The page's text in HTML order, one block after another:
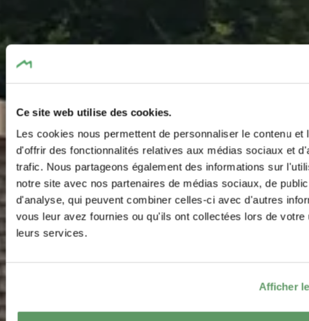
Ce site web utilise des cookies.
Les cookies nous permettent de personnaliser le contenu et
d'offrir des fonctionnalités relatives aux médias sociaux et
trafic. Nous partageons également des informations sur
notre site avec nos partenaires de médias sociaux, de
d'analyse, qui peuvent combiner celles-ci avec d'autres
vous leur avez fournies ou qu'ils ont collectées lors de votre
leurs services.
Afficher